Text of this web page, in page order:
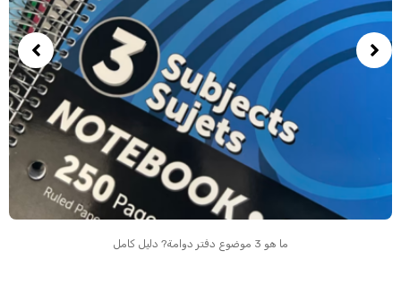
ما هو 3 موضوع دفتر دوامة? دليل كامل